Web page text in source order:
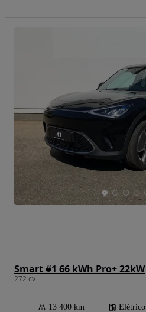
Smart #1 66 kWh Pro+ 22kW
272 cv
13 400 km Elétrico